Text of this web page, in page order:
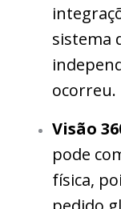
sistema
ocorreu.
Visão
pode
física,